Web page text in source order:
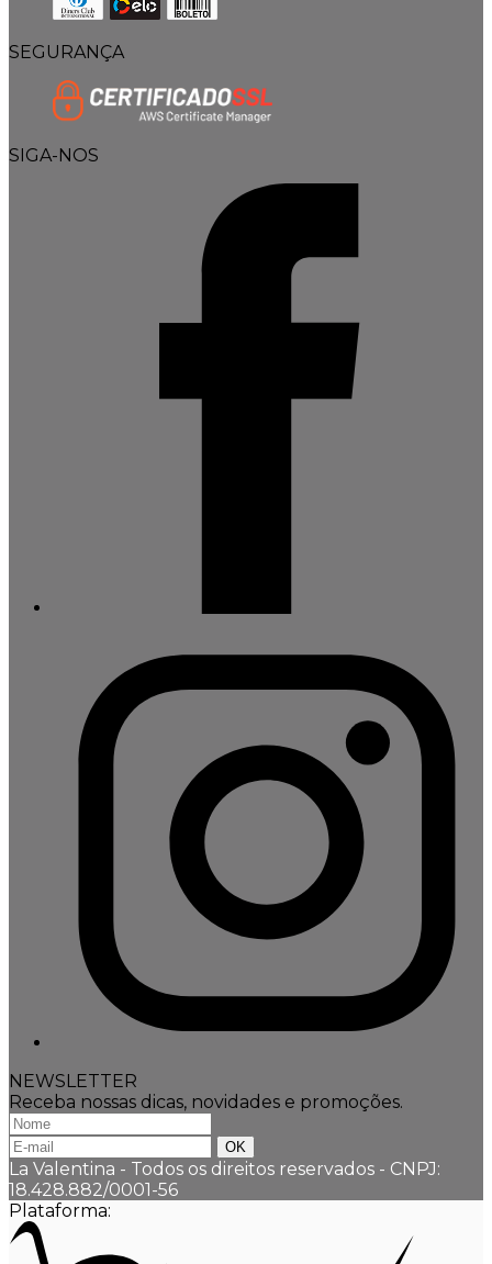
SEGURANÇA
SIGA-NOS
NEWSLETTER
Receba nossas dicas, novidades e promoções.
La Valentina - Todos os direitos reservados - CNPJ:
18.428.882/0001-56
Plataforma: